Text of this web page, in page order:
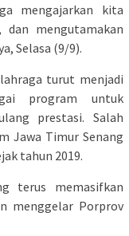
mengajarkan kita
dan mengutamakan
Selasa (9/9).
turut menjadi
program untuk
prestasi. Salah
Jawa Timur Senang
tahun 2019.
terus memasifkan
menggelar Porprov